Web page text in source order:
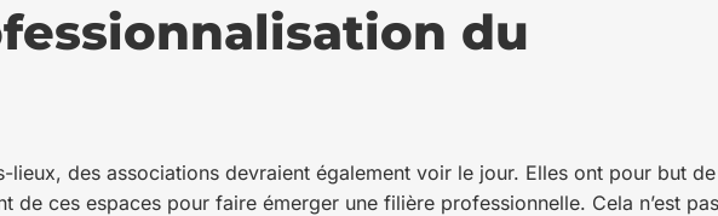
du
lieux, des associations devraient également voir le jour. Elles ont pour but de
de ces espaces pour faire émerger une filière professionnelle. Cela n’est pas